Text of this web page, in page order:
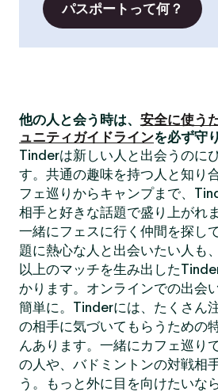
パスポートって何？
他の人と会う時は、 安全に使う
ュニティガイドラインを必ず守
Tinderは新しい人と出会うのに
す。共通の趣味を持つ人と知り
フェ巡りからキャンプまで、
相手と好きな話題で盛り上がれま
一緒にフェスに行く仲間を探し
題に熱心な人と出会いたい人も
以上のマッチを生み出した
かります。オンラインでの出会
簡単に。Tinderには、たくさん
の相手に気づいてもらうための
んあります。一緒にカフェ巡り
の人や、バドミントンの対戦相
う。もっと外に目を向けたいな